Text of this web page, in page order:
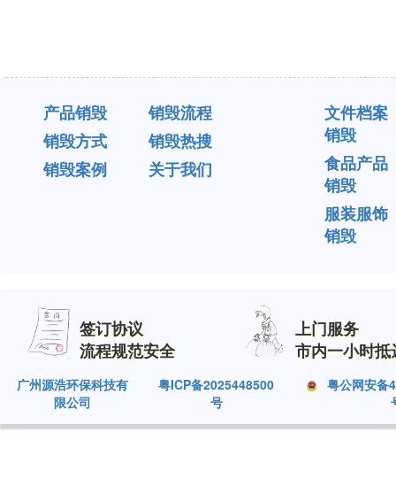
产品销毁
销毁流程
销毁方式
销毁热搜
销毁案例
关于我们
文件档案
销毁
食品产品
销毁
服装服饰
销毁
签订协议
流程规范安全
上门服务
市内一小时抵
广州源浩环保科技有
限公司
粤ICP备2025448500
号
粤公网安备